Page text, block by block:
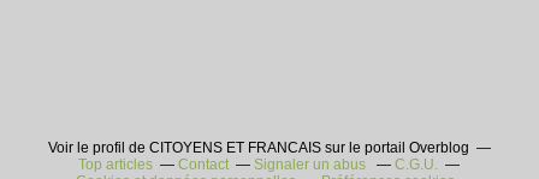
Voir le profil de CITOYENS ET FRANCAIS sur le portail Overblog
Top articles
Contact Signaler un abus
C.G.U.